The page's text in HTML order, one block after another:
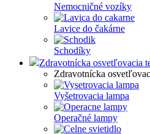
Nemocničné vozíky
Lavice do čakárne
Schodíky
Zdravotnícka osvetľovacia
Zdravotnícka
Vyšetrovacia lampa
Operačné lampy